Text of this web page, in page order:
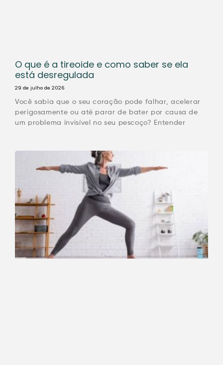
O que é a tireoide e como saber se ela
está desregulada
29 de julho de 2026
Você sabia que o seu coração pode falhar, acelerar
perigosamente ou até parar de bater por causa de
um problema invisível no seu pescoço? Entender